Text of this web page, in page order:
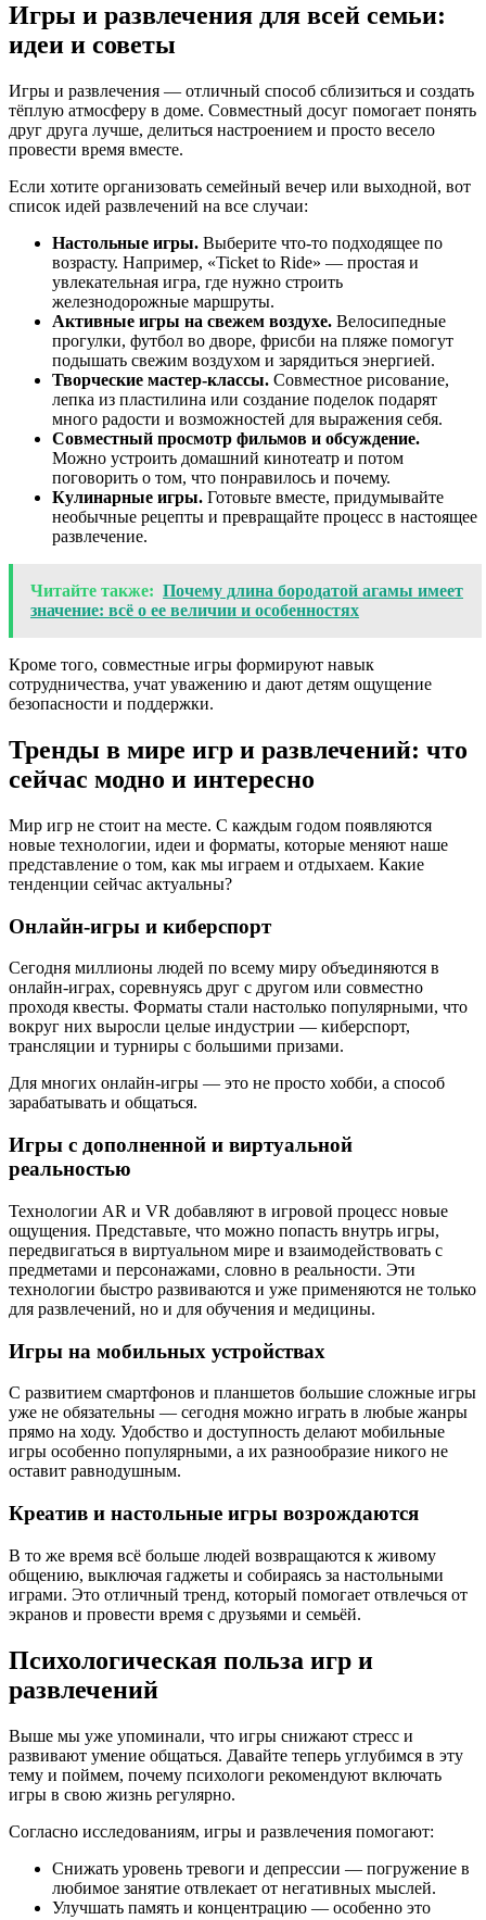
Игры и развлечения для всей семьи:
идеи и советы
Игры и развлечения — отличный способ сблизиться и создать
тёплую атмосферу в доме. Совместный досуг помогает понять
друг друга лучше, делиться настроением и просто весело
провести время вместе.
Если хотите организовать семейный вечер или выходной, вот
список идей развлечений на все случаи:
Настольные игры. Выберите что-то подходящее по
возрасту. Например, «Ticket to Ride» — простая и
увлекательная игра, где нужно строить
железнодорожные маршруты.
Активные игры на свежем воздухе. Велосипедные
прогулки, футбол во дворе, фрисби на пляже помогут
подышать свежим воздухом и зарядиться энергией.
Творческие мастер-классы. Совместное рисование,
лепка из пластилина или создание поделок подарят
много радости и возможностей для выражения себя.
Совместный просмотр фильмов и обсуждение.
Можно устроить домашний кинотеатр и потом
поговорить о том, что понравилось и почему.
Кулинарные игры. Готовьте вместе, придумывайте
необычные рецепты и превращайте процесс в настоящее
развлечение.
Читайте также: Почему длина бородатой агамы имеет
значение: всё о ее величии и особенностях
Кроме того, совместные игры формируют навык
сотрудничества, учат уважению и дают детям ощущение
безопасности и поддержки.
Тренды в мире игр и развлечений: что
сейчас модно и интересно
Мир игр не стоит на месте. С каждым годом появляются
новые технологии, идеи и форматы, которые меняют наше
представление о том, как мы играем и отдыхаем. Какие
тенденции сейчас актуальны?
Онлайн-игры и киберспорт
Сегодня миллионы людей по всему миру объединяются в
онлайн-играх, соревнуясь друг с другом или совместно
проходя квесты. Форматы стали настолько популярными, что
вокруг них выросли целые индустрии — киберспорт,
трансляции и турниры с большими призами.
Для многих онлайн-игры — это не просто хобби, а способ
зарабатывать и общаться.
Игры с дополненной и виртуальной
реальностью
Технологии AR и VR добавляют в игровой процесс новые
ощущения. Представьте, что можно попасть внутрь игры,
передвигаться в виртуальном мире и взаимодействовать с
предметами и персонажами, словно в реальности. Эти
технологии быстро развиваются и уже применяются не только
для развлечений, но и для обучения и медицины.
Игры на мобильных устройствах
С развитием смартфонов и планшетов большие сложные игры
уже не обязательны — сегодня можно играть в любые жанры
прямо на ходу. Удобство и доступность делают мобильные
игры особенно популярными, а их разнообразие никого не
оставит равнодушным.
Креатив и настольные игры возрождаются
В то же время всё больше людей возвращаются к живому
общению, выключая гаджеты и собираясь за настольными
играми. Это отличный тренд, который помогает отвлечься от
экранов и провести время с друзьями и семьёй.
Психологическая польза игр и
развлечений
Выше мы уже упоминали, что игры снижают стресс и
развивают умение общаться. Давайте теперь углубимся в эту
тему и поймем, почему психологи рекомендуют включать
игры в свою жизнь регулярно.
Согласно исследованиям, игры и развлечения помогают:
Снижать уровень тревоги и депрессии — погружение в
любимое занятие отвлекает от негативных мыслей.
Улучшать память и концентрацию — особенно это